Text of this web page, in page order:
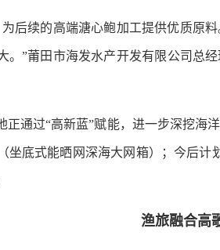
续的高端溏心鲍加工提供优质原
。”莆田市海发水产开发有限公司总
过“高新蓝”赋能，进一步深挖海
坐底式能晒网深海大网箱）；今后
渔旅融合高